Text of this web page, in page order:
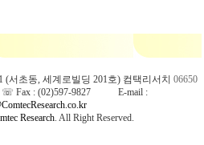
서초동, 세계로빌딩 201호) 컴택리서치 06650
Fax : (02)597-9827
E-mail :
Research. All Right Reserved.